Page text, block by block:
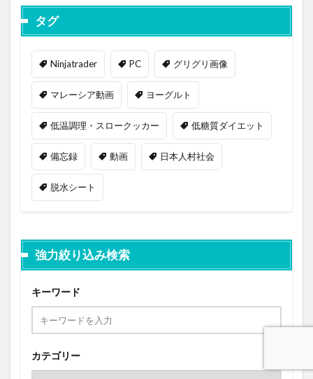
タグ
Ninjatrader PC グリグリ画像
マレーシア動画 ヨーグルト
低温調理・スロークッカー 低糖質ダイエット
備忘録 動画 日本人村社会
脱水シート
強力絞り込み検索
キーワード
カテゴリー